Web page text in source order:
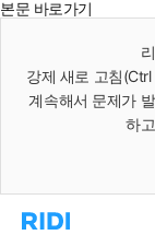
본문 바로가기
강제 새로 고침
계속해서 문제가
하
리